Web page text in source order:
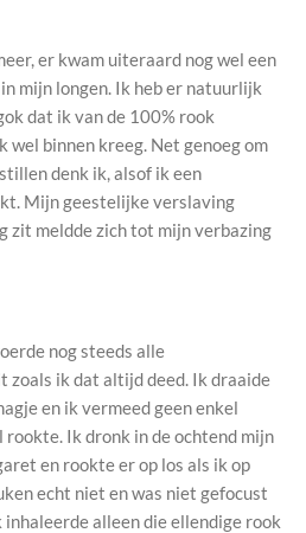
er kwam uiteraard nog wel een
mijn longen. Ik heb er natuurlijk
dat ik van de 100% rook
wel binnen kreeg. Net genoeg om
denk ik, alsof ik een
Mijn geestelijke verslaving
zit meldde zich tot mijn verbazing
nog steeds alle
zoals ik dat altijd deed. Ik draaide
en ik vermeed geen enkel
Ik dronk in de ochtend mijn
en rookte er op los als ik op
echt niet en was niet gefocust
alleen die ellendige rook